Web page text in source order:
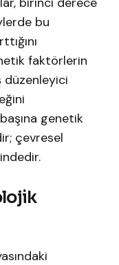
bu
faktörlerin
düzenleyici
genetik
çevresel